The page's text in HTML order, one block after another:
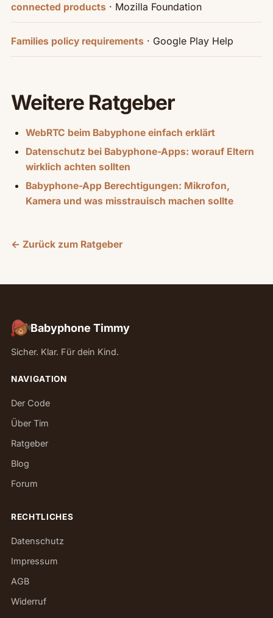
connected products · Mozilla Foundation
Families policy requirements · Google Play Help
Weitere Ratgeber
WebRTC beim Babyphone einfach erklärt
Datenschutz bei Babyphone-Apps: worauf Eltern
wirklich achten sollten
Babyphone-App Berechtigungen: Mikrofon,
Kamera und was misstrauisch machen sollte
← Zurück zum Ratgeber
Babyphone Timmy
Sicher. Klar. Für dein Kind.
NAVIGATION
Der Code
Über Tim
Ratgeber
Blog
Forum
RECHTLICHES
Datenschutz
Impressum
AGB
Widerruf